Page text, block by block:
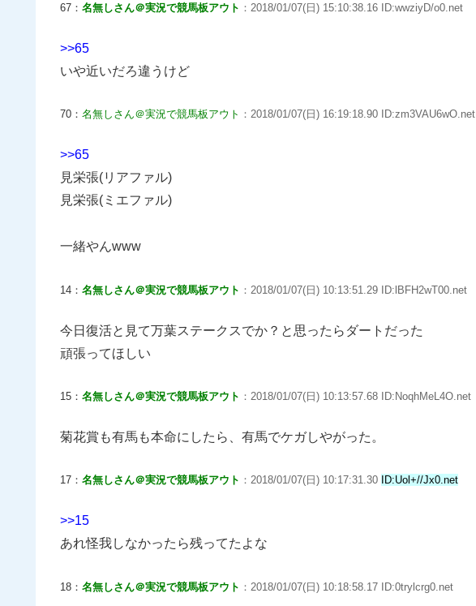
67： 名無しさん＠実況で競馬板アウト ：2018/01/07(日) 15:10:38.16 ID:wwziyD/o0.net
>>65
いや近いだろ違うけど
70： 名無しさん＠実況で競馬板アウト ：2018/01/07(日) 16:19:18.90 ID:zm3VAU6wO.net
>>65
見栄張(リアファル)
見栄張(ミエファル)
一緒やんwww
14： 名無しさん＠実況で競馬板アウト ：2018/01/07(日) 10:13:51.29 ID:lBFH2wT00.net
今日復活と見て万葉ステークスでか？と思ったらダートだった
頑張ってほしい
15： 名無しさん＠実況で競馬板アウト ：2018/01/07(日) 10:13:57.68 ID:NoqhMeL4O.net
菊花賞も有馬も本命にしたら、有馬でケガしやがった。
17： 名無しさん＠実況で競馬板アウト ：2018/01/07(日) 10:17:31.30 ID:Uol+//Jx0.net
>>15
あれ怪我しなかったら残ってたよな
18： 名無しさん＠実況で競馬板アウト ：2018/01/07(日) 10:18:58.17 ID:0trylcrg0.net